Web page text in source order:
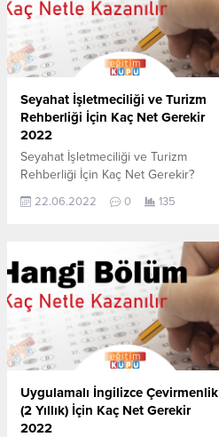
Seyahat İşletmeciliği ve Turizm
Rehberliği İçin Kaç Net Gerekir
2022
Seyahat İşletmeciliği ve Turizm
Rehberliği İçin Kaç Net Gerekir?
2022 TYT–AYT Seyahat İşletmeciliği
ve Turizm Rehberliği için kaç net
aşağıdan öğrenebilirsiniz. Bu veriler
2021 TYT-AYT sınavında en son
yerleşen öğrencilerin yapmış olduğu
netlerdir. YÖKATLAS YKS-TYT Net
Sihirbazı, YKS-TYT Net Sihirbazı.
Sayfamızdaki verilerin tamamı
YÖK tarafından yayınlanmış olan en...
22.06.2022 0 135
Uygulamalı İngilizce Çevirmenlik
(2 Yıllık) İçin Kaç Net Gerekir
2022